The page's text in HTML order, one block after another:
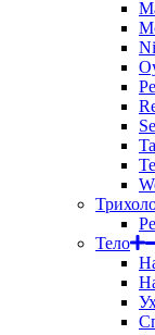
Тело